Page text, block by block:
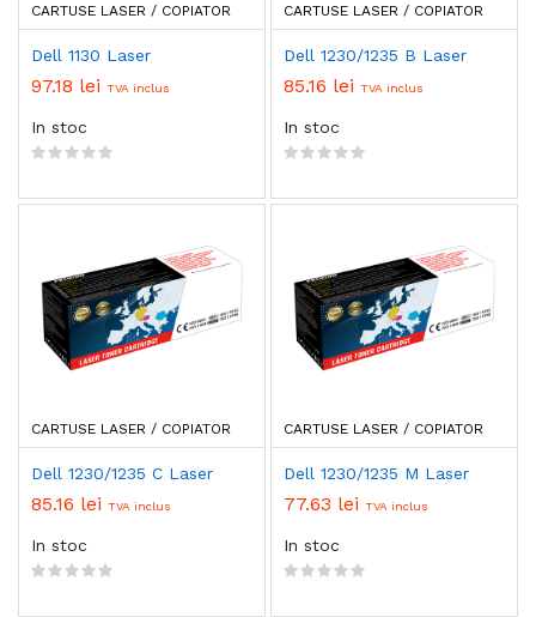
CARTUSE LASER / COPIATOR
Dell 1130 Laser
97.18 lei TVA inclus
In stoc
CARTUSE LASER / COPIATOR
Dell 1230/1235 B Laser
85.16 lei TVA inclus
In stoc
CARTUSE LASER / COPIATOR
Dell 1230/1235 C Laser
85.16 lei TVA inclus
In stoc
CARTUSE LASER / COPIATOR
Dell 1230/1235 M Laser
77.63 lei TVA inclus
In stoc